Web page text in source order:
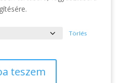
Törlés
teszem